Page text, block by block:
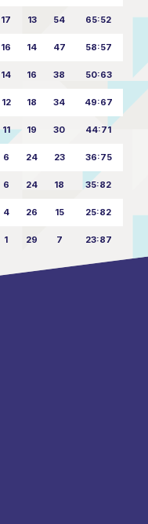
17 13 54 65:52
16 14 47 58:57
14 16 38 50:63
12 18 34 49:67
11 19 30 44:71
6 24 23 36:75
6 24 18 35:82
4 26 15 25:82
1 29 7 23:87